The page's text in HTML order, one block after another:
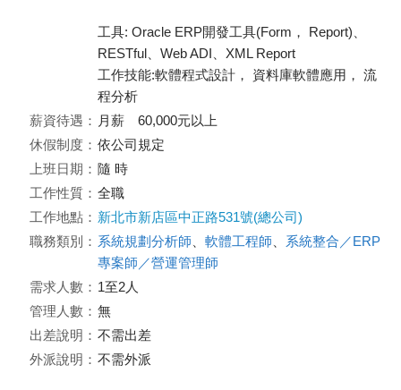
工具: Oracle ERP開發工具(Form， Report)、
RESTful、Web ADI、XML Report
工作技能:軟體程式設計， 資料庫軟體應用， 流
程分析
薪資待遇： 月薪 60,000元以上
休假制度： 依公司規定
上班日期： 隨 時
工作性質： 全職
工作地點： 新北市新店區中正路531號(總公司)
職務類別： 系統規劃分析師 軟體工程師
系統整合／ERP
專案師／營運管理師
需求人數： 1至2人
管理人數： 無
出差說明： 不需出差
外派說明： 不需外派